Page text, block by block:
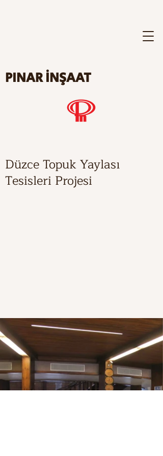
PINAR İNŞAAT
Düzce Topuk Yaylası
Tesisleri Projesi